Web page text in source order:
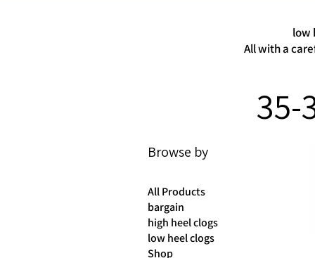
low
All with a
Browse by
All Products
bargain
high heel clogs
low heel clogs
Shop